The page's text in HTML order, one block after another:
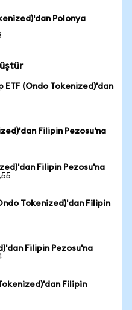
Polonya
ETF (Ondo Tokenized)'dan
Filipin Pezosu'na
Filipin Pezosu'na
Tokenized)'dan Filipin
Filipin Pezosu'na
Filipin